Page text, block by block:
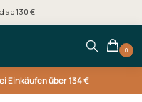
ab 130 €
0
Einkäufen über 134 €